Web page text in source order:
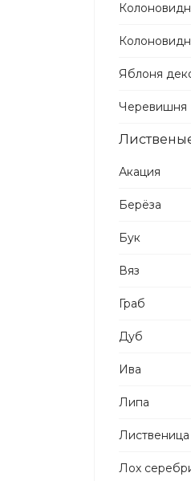
Яблоня
Черевишня
Акация
Берёза
Бук
Вяз
Граб
Дуб
Ива
Липа
Лиственица
Лох